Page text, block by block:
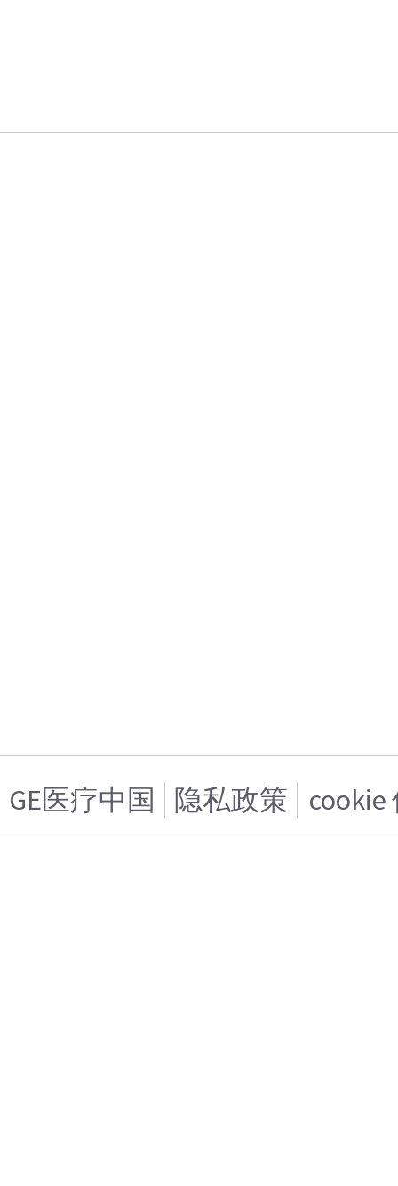
GE医疗中国 隐私政策 cookie